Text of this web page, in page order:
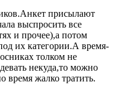
присылают
выспросить все
и прочее),а потом
их категории.А время-
толком не
некуда,то можно
время жалко тратить.